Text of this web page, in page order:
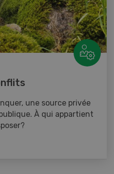
une source privée
À qui appartient